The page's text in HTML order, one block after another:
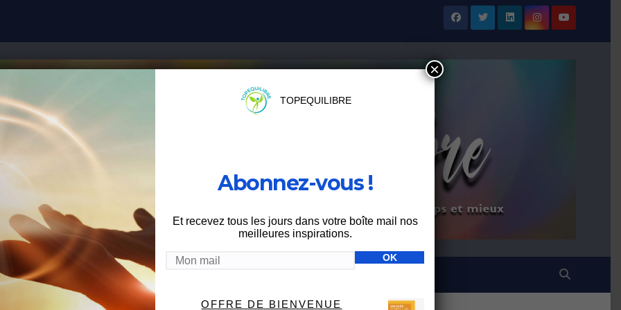
ME CONTACTER
TOPEQUILIBRE
Abonnez-vous !
Et recevez tous les jours dans votre boîte mail nos
meilleures inspirations.
OFFRE DE BIENVENUE
×